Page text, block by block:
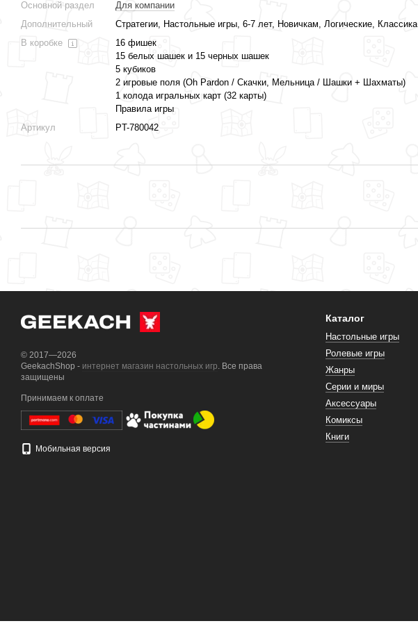
Основной раздел
Для компании
Дополнительный
Стратегии, Настольные игры, 6-7 лет, Новичкам, Логические, Классика
В коробке
16 фишек
15 белых шашек и 15 черных шашек
5 кубиков
2 игровые поля (Oh Pardon / Скачки, Мельница / Шашки + Шахматы)
1 колода игральных карт (32 карты)
Правила игры
Артикул
PT-780042
© 2017—2026
GeekachShop - интернет магазин настольных игр. Все права
защищены
Принимаем к оплате
Мобильная версия
Каталог
Настольные игры
Ролевые игры
Жанры
Серии и миры
Аксессуары
Комиксы
Книги